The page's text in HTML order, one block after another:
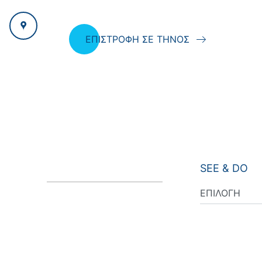
ΕΠΙΣΤΡΟΦΗ ΣΕ ΤΗΝΟΣ
SEE & DO